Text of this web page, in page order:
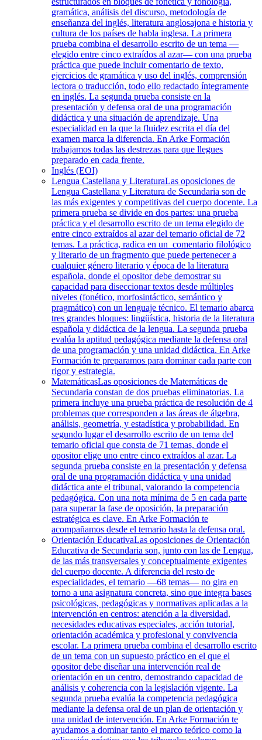
gramática, análisis del discurso, metodología de
enseñanza del inglés, literatura anglosajona e historia y
cultura de los países de habla inglesa. La primera
prueba combina el desarrollo escrito de un tema —
elegido entre cinco extraídos al azar— con una prueba
práctica que puede incluir comentario de texto,
ejercicios de gramática y uso del inglés, comprensión
lectora o traducción, todo ello redactado íntegramente
en inglés. La segunda prueba consiste en la
presentación y defensa oral de una programación
didáctica y una situación de aprendizaje. Una
especialidad en la que la fluidez escrita el día del
examen marca la diferencia. En Arke Formación
trabajamos todas las destrezas para que llegues
preparado en cada frente.
Inglés (EOI)
Lengua Castellana y LiteraturaLas oposiciones de
Lengua Castellana y Literatura de Secundaria son de
las más exigentes y competitivas del cuerpo docente. La
primera prueba se divide en dos partes: una prueba
práctica y el desarrollo escrito de un tema elegido de
entre cinco extraídos al azar del temario oficial de 72
temas. La práctica, radica en un comentario filológico
y literario de un fragmento que puede pertenecer a
cualquier género literario y época de la literatura
española, donde el opositor debe demostrar su
capacidad para diseccionar textos desde múltiples
niveles (fonético, morfosintáctico, semántico y
pragmático) con un lenguaje técnico. El temario abarca
tres grandes bloques: lingüística, historia de la literatura
española y didáctica de la lengua. La segunda prueba
evalúa la aptitud pedagógica mediante la defensa oral
de una programación y una unidad didáctica. En Arke
Formación te preparamos para dominar cada parte con
rigor y estrategia.
MatemáticasLas oposiciones de Matemáticas de
Secundaria constan de dos pruebas eliminatorias. La
primera incluye una prueba práctica de resolución de 4
problemas que corresponden a las áreas de álgebra,
análisis, geometría, y estadística y probabilidad. En
segundo lugar el desarrollo escrito de un tema del
temario oficial que consta de 71 temas, donde el
opositor elige uno entre cinco extraídos al azar. La
segunda prueba consiste en la presentación y defensa
oral de una programación didáctica y una unidad
didáctica ante el tribunal, valorando la competencia
pedagógica. Con una nota mínima de 5 en cada parte
para superar la fase de oposición, la preparación
estratégica es clave. En Arke Formación te
acompañamos desde el temario hasta la defensa oral.
Orientación EducativaLas oposiciones de Orientación
Educativa de Secundaria son, junto con las de Lengua,
de las más transversales y conceptualmente exigentes
del cuerpo docente. A diferencia del resto de
especialidades, el temario —68 temas— no gira en
torno a una asignatura concreta, sino que integra bases
psicológicas, pedagógicas y normativas aplicadas a la
intervención en centros: atención a la diversidad,
necesidades educativas especiales, acción tutorial,
orientación académica y profesional y convivencia
escolar. La primera prueba combina el desarrollo escrito
de un tema con un supuesto práctico en el que el
opositor debe diseñar una intervención real de
orientación en un centro, demostrando capacidad de
análisis y coherencia con la legislación vigente. La
segunda prueba evalúa la competencia pedagógica
mediante la defensa oral de un plan de orientación y
una unidad de intervención. En Arke Formación te
ayudamos a dominar tanto el marco teórico como la